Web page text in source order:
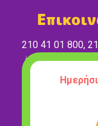
210 41 01 800,